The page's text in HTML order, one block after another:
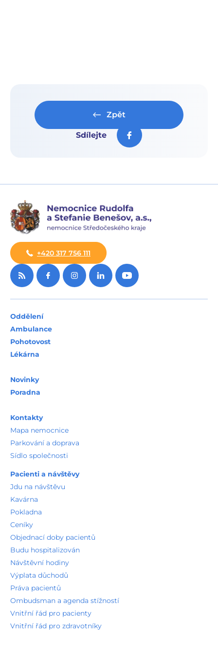
Zpět
Sdílejte
+420 317 756 111
Oddělení
Ambulance
Pohotovost
Lékárna
Novinky
Poradna
Kontakty
Mapa nemocnice
Parkování a doprava
Sídlo společnosti
Pacienti a návštěvy
Jdu na návštěvu
Kavárna
Pokladna
Ceníky
Objednací doby pacientů
Budu hospitalizován
Návštěvní hodiny
Výplata důchodů
Práva pacientů
Ombudsman a agenda stížností
Vnitřní řád pro pacienty
Vnitřní řád pro zdravotníky